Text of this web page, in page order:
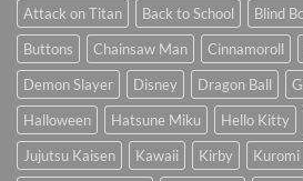
Attack on Titan Back to School Blind
Buttons
Chainsaw Man Cinnamoroll
Demon Slayer
Disney Dragon Ball
Halloween
Hatsune Miku Hello Kitty
Jujutsu Kaisen
Kawaii Kirby Kuromi